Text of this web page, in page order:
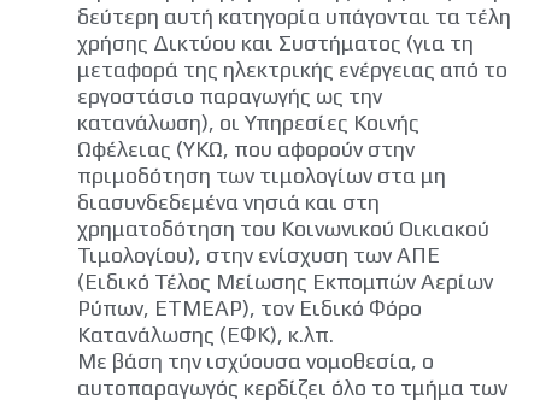
δεύτερη αυτή κατηγορία υπάγονται τα τέλη
χρήσης Δικτύου και Συστήματος (για τη
μεταφορά της ηλεκτρικής ενέργειας από το
εργοστάσιο παραγωγής ως την
κατανάλωση), οι Υπηρεσίες Κοινής
Ωφέλειας (ΥΚΩ, που αφορούν στην
πριμοδότηση των τιμολογίων στα μη
διασυνδεδεμένα νησιά και στη
χρηματοδότηση του Κοινωνικού Οικιακού
Τιμολογίου), στην ενίσχυση των ΑΠΕ
(Ειδικό Τέλος Μείωσης Εκπομπών Αερίων
Ρύπων, ΕΤΜΕΑΡ), τον Ειδικό Φόρο
Κατανάλωσης (ΕΦΚ), κ.λπ.
Με βάση την ισχύουσα νομοθεσία, ο
αυτοπαραγωγός κερδίζει όλο το τμήμα των